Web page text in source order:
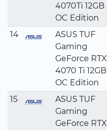
4070Ti 12GB
OC Edition
14
ASUS TUF
Gaming
GeForce RTX
4070 Ti 12GB
OC Edition
15
ASUS TUF
Gaming
GeForce RTX